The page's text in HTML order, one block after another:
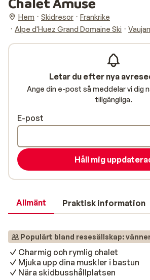
Hem Skidresor
Frankrike
Alpe d'Huez Grand Domaine Ski
Allmänt Praktisk information
Populärt bland resesällskap:
Charmig och rymlig chalet
Mjuka upp dina muskler i bastun
Nära skidbusshållplatsen
Letar du efter nya
Ange din e-post så meddelar vi dig
tillgängliga.
E-post
Håll mig